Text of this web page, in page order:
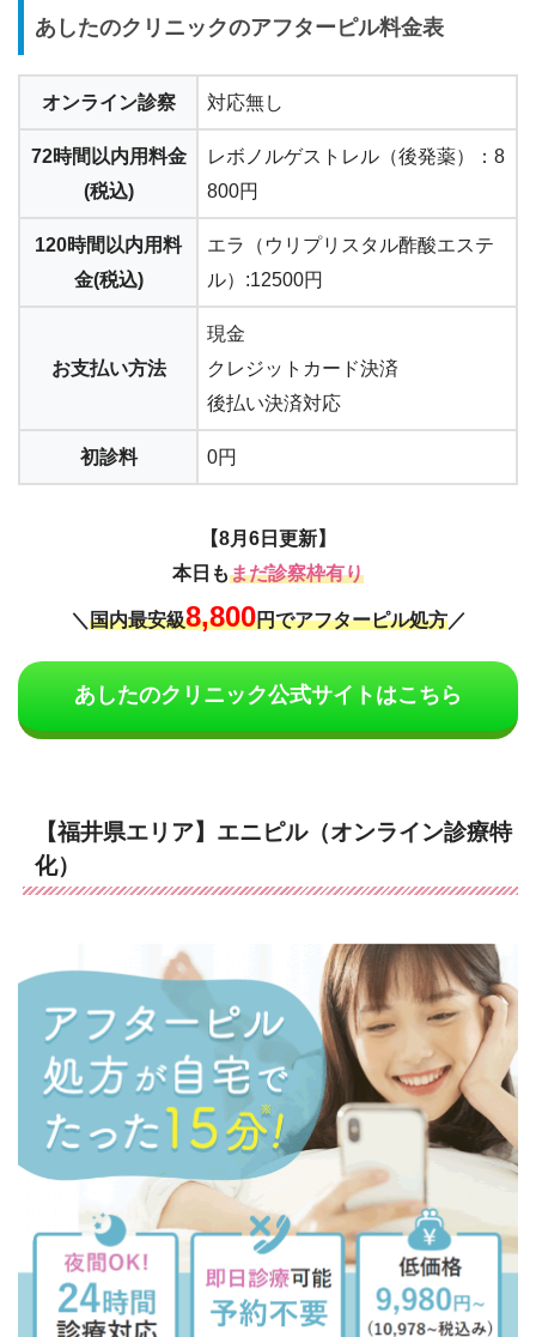
あしたのクリニックのアフターピル料金表
オンライン診察 対応無し
72時間以内用料金
(税込)
レボノルゲストレル（後発薬）：8
800円
120時間以内用料
金(税込)
エラ（ウリプリスタル酢酸エステ
ル）:12500円
お支払い方法
現金
クレジットカード決済
後払い決済対応
初診料 0円
【8月6日更新】
本日もまだ診察枠有り
＼ 国内最安級8,800円でアフターピル処方／
あしたのクリニック公式サイトはこちら
【福井県エリア】エニピル（オンライン診療特
化）